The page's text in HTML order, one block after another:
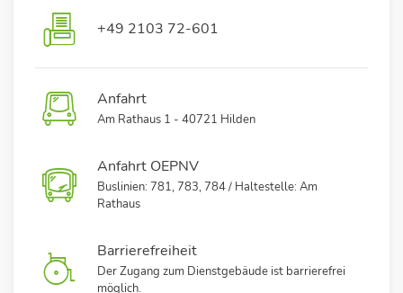
+49 2103 72-601
Anfahrt
Am Rathaus 1 - 40721 Hilden
Anfahrt OEPNV
Buslinien: 781, 783, 784 / Haltestelle: Am
Rathaus
Barrierefreiheit
Der Zugang zum Dienstgebäude ist barrierefrei
möglich.